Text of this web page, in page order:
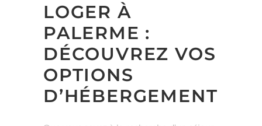
LOGER À
PALERME :
DÉCOUVREZ VOS
OPTIONS
D’HÉBERGEMENT